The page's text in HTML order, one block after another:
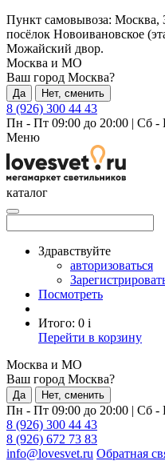
Пункт самовывоза: Москва,
посёлок Новоивановское
Можайский двор.
Москва и МО
Ваш город Москва?
Да Нет, сменить
8 (926) 300 44 43
Пн - Пт 09:00 до 20:00 | Сб -
Меню
каталог
Здравствуйте
авторизоваться
Посмотреть
Итого: 0 i
Перейти в корзину
Москва и МО
Ваш город Москва?
Да Нет, сменить
Пн - Пт 09:00 до 20:00 | Сб -
8 (926) 300 44 43
8 (926) 672 73 83
info@lovesvet.ru Обратная